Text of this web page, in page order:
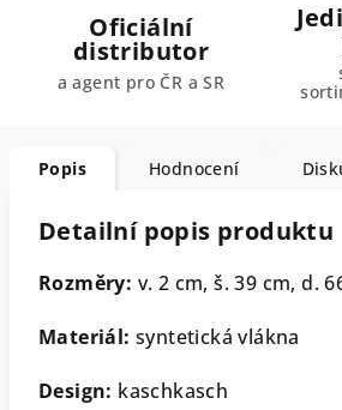
Oficiální
distributor
a agent pro ČR a SR
Popis Hodnocení
Detailní popis produktu
Rozměry: v. 2 cm, š. 39 cm, d.
Materiál: syntetická vlákna
Design: kaschkasch